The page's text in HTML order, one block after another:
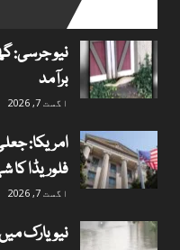
نیو جرسی:
برآمد
اگست 7, 2026
امریکا:
فلوریڈا
اگست 7, 2026
نیویارک